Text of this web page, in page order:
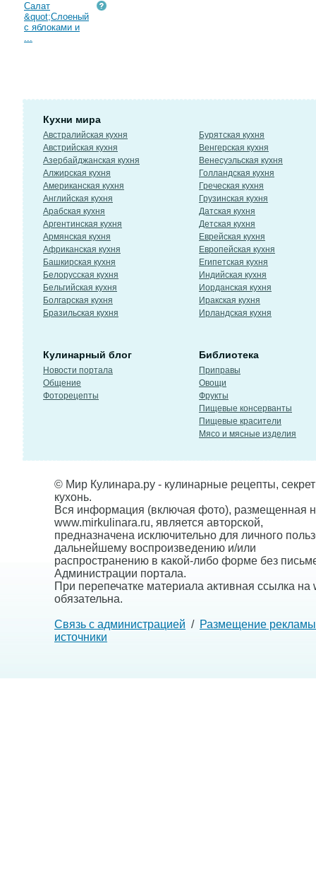
Салат
&quot;Слоеный
с яблоками и
...
Кухни мира
Австралийская кухня
Австрийская кухня
Азербайджанская кухня
Алжирская кухня
Американская кухня
Английская кухня
Арабская кухня
Аргентинская кухня
Армянская кухня
Африканская кухня
Башкирская кухня
Белорусская кухня
Бельгийская кухня
Болгарская кухня
Бразильская кухня
Бурятская кухня
Венгерская кухня
Венесуэльская кухня
Голландская кухня
Греческая кухня
Грузинская кухня
Датская кухня
Детская кухня
Еврейская кухня
Европейская кухня
Египетская кухня
Индийская кухня
Иорданская кухня
Иракская кухня
Ирландская кухня
Кулинарный блог
Новости портала
Общение
Фоторецепты
Библиотека
Приправы
Овощи
Фрукты
Пищевые консерванты
Пищевые красители
Мясо и мясные изделия
© Мир Кулинара.ру - кулинарные рецепты,
кухонь.
Вся информация (включая фото), размещенная
www.mirkulinara.ru, является авторской,
предназначена исключительно для личного
дальнейшему воспроизведению и/или
распространению в какой-либо форме без
Администрации портала.
При перепечатке материала активная ссылка на
обязательна.
Связь с администрацией / Размещение рекламы
источники